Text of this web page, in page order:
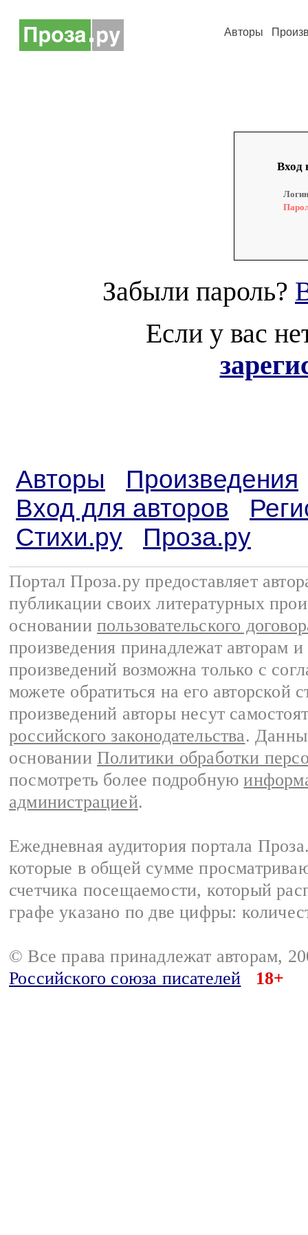
Авторы
Вход
Забыли пароль?
Если у вас
Авторы
Произведения
Вход для авторов
Стихи.ру
Проза.ру
Портал Проза.ру предоставляет
публикации своих литературных
основании пользовательского
произведения принадлежат авторам
произведений возможна только с
можете обратиться на его авторской
произведений авторы несут
российского законодательства.
основании Политики обработки
посмотреть более подробную
администрацией.
Ежедневная аудитория портала
которые в общей сумме
счетчика посещаемости, который
графе указано по две цифры:
© Все права принадлежат авторам,
Российского союза писателей
18+